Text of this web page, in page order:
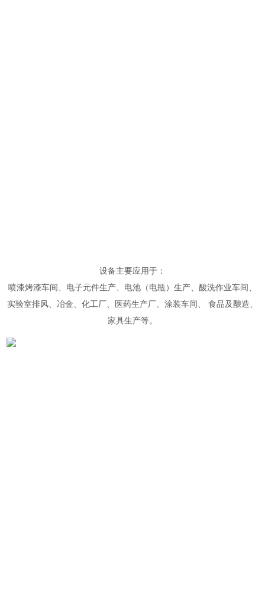
设备主要应用于：
喷漆烤漆车间、电子元件生产、电池（电瓶）生产、酸洗作业车间、
实验室排风、冶金、化工厂、医药生产厂、涂装车间、 食品及酿造、
家具生产等。